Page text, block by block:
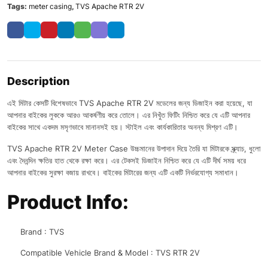
Tags: meter casing, TVS Apache RTR 2V
Description
এই মিটার কেসটি বিশেষভাবে TVS Apache RTR 2V মডেলের জন্য ডিজাইন করা হয়েছে, যা
আপনার বাইকের লুককে আরও আকর্ষণীয় করে তোলে। এর নিখুঁত ফিটিং নিশ্চিত করে যে এটি আপনার
বাইকের সাথে একদম মসৃণভাবে মানানসই হয়। স্টাইল এবং কার্যকারিতার অনন্য মিশ্রণ এটি।
TVS Apache RTR 2V Meter Case উচ্চমানের উপাদান দিয়ে তৈরি যা মিটারকে স্ক্র্যাচ, ধুলো
এবং দৈনন্দিন ক্ষতির হাত থেকে রক্ষা করে। এর টেকসই ডিজাইন নিশ্চিত করে যে এটি দীর্ঘ সময় ধরে
আপনার বাইকের সুরক্ষা বজায় রাখবে। বাইকের মিটারের জন্য এটি একটি নির্ভরযোগ্য সমাধান।
Product Info:
Brand : TVS
Compatible Vehicle Brand & Model : TVS RTR 2V